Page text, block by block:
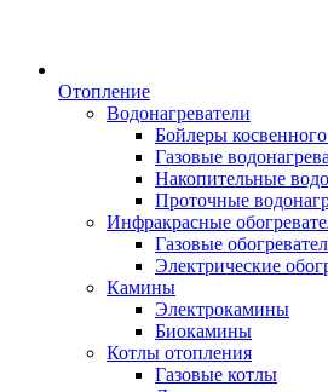
Отопление
Водонагреватели
Бойлеры косвенного
Газовые
Накопительные
Проточные
Инфракрасные
Газовые
Электрические
Камины
Электрокамины
Биокамины
Котлы отопления
Газовые котлы